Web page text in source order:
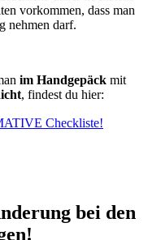
vorkommen, dass man
nehmen darf.
im Handgepäck mit
, findest du hier:
Checkliste!
bei den